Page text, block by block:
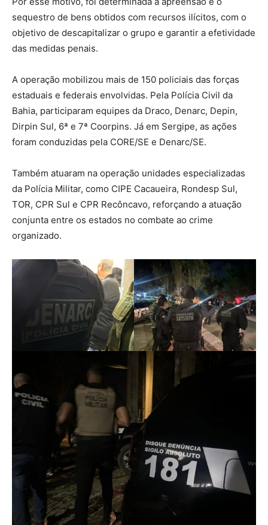
sequestro de bens obtidos com recursos ilícitos, com o
objetivo de descapitalizar o grupo e garantir a efetividade
das medidas penais.
A operação mobilizou mais de 150 policiais das forças
estaduais e federais envolvidas. Pela Polícia Civil da
Bahia, participaram equipes da Draco, Denarc, Depin,
Dirpin Sul, 6ª e 7ª Coorpins. Já em Sergipe, as ações
foram conduzidas pela CORE/SE e Denarc/SE.
Também atuaram na operação unidades especializadas
da Polícia Militar, como CIPE Cacaueira, Rondesp Sul,
TOR, CPR Sul e CPR Recôncavo, reforçando a atuação
conjunta entre os estados no combate ao crime
organizado.